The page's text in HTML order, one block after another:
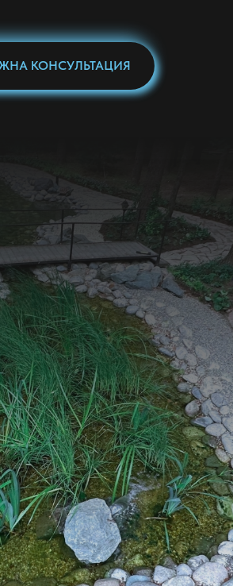
КОНСУЛЬТАЦИЯ